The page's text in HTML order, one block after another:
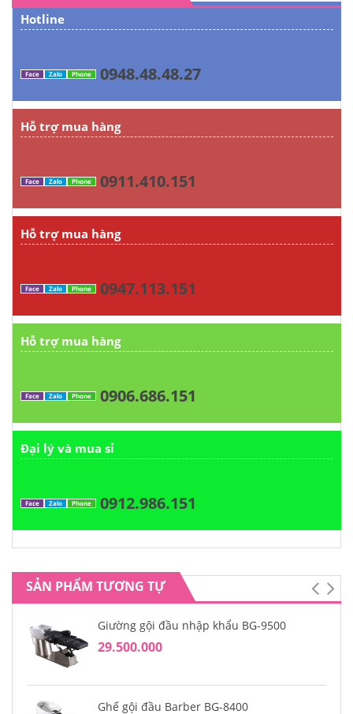
Hotline
Face Zalo Phone 0948.48.48.27
Hỗ trợ mua hàng
Face Zalo Phone 0911.410.151
Hỗ trợ mua hàng
Face Zalo Phone 0947.113.151
Hỗ trợ mua hàng
Face Zalo Phone 0906.686.151
Đại lý và mua sỉ
Face Zalo Phone 0912.986.151
SẢN PHẨM TƯƠNG TỰ
Giường gội đầu nhập khẩu BG-9500
29.500.000
Ghế gội đầu Barber BG-8400